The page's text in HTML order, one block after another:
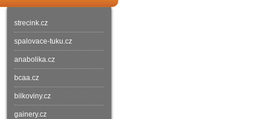
strecink.cz
spalovace-tuku.cz
anabolika.cz
bcaa.cz
bilkoviny.cz
gainery.cz